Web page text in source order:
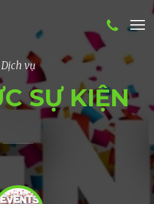
Dịch vụ
SỰ KIỆN